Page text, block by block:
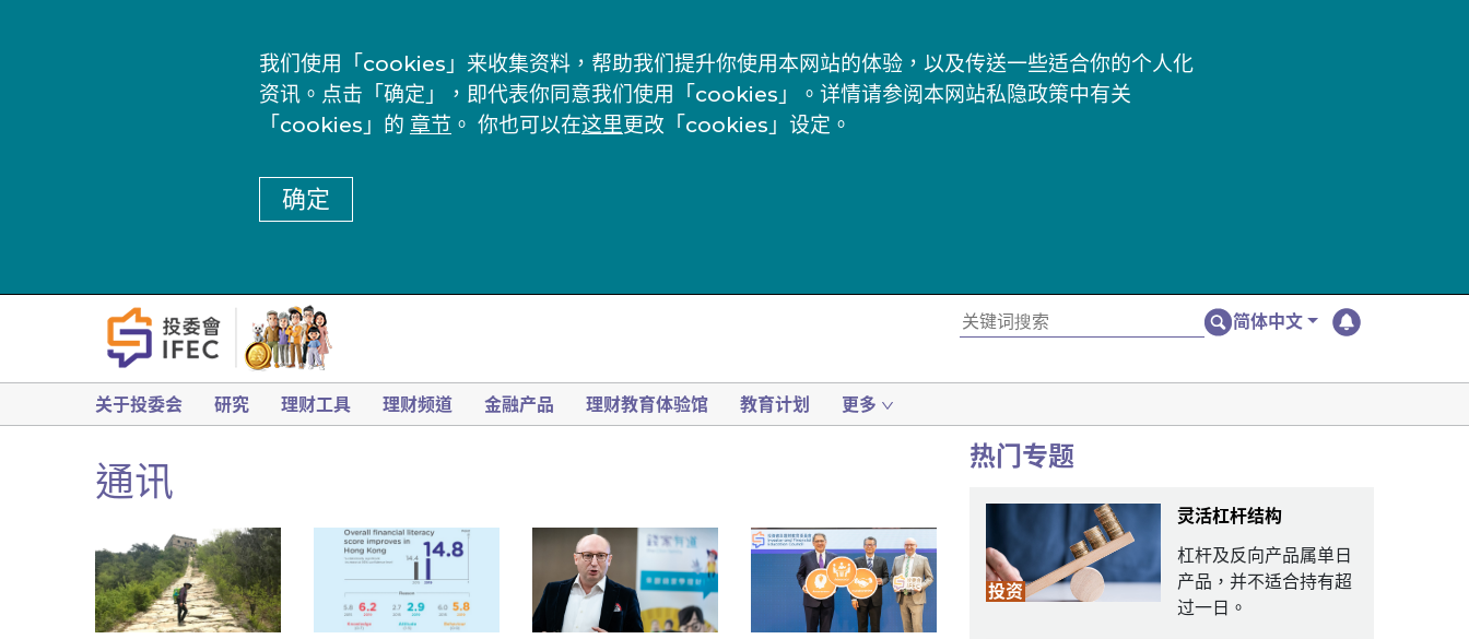
我们使用「cookies」来收集资料，帮助我们提升你使用本网站的体验，以及传送一些适合你的个人化
资讯。点击「确定」，即代表你同意我们使用「cookies」。详情请参阅本网站私隐政策中有关
「cookies」的 章节 。 你也可以在这里更改「cookies」设定。
确定
简体中文
关于投委会 研究 理财工具 理财频道 金融产品 理财教育体验馆 教育计划 更多
通讯
热门专题
投资
灵活杠杆结构
杠杆及反向产品属单日
产品，并不适合持有超
过一日。